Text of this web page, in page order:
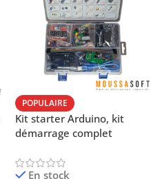
POPULAIRE
Kit starter Arduino, kit
démarrage complet
En stock